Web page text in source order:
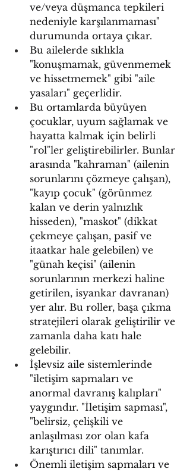
ve/veya düşmanca tepkileri
nedeniyle karşılanmaması"
durumunda ortaya çıkar.
Bu ailelerde sıklıkla
"konuşmamak, güvenmemek
ve hissetmemek" gibi "aile
yasaları" geçerlidir.
Bu ortamlarda büyüyen
çocuklar, uyum sağlamak ve
hayatta kalmak için belirli
"rol"ler geliştirebilirler. Bunlar
arasında "kahraman" (ailenin
sorunlarını çözmeye çalışan),
"kayıp çocuk" (görünmez
kalan ve derin yalnızlık
hisseden), "maskot" (dikkat
çekmeye çalışan, pasif ve
itaatkar hale gelebilen) ve
"günah keçisi" (ailenin
sorunlarının merkezi haline
getirilen, isyankar davranan)
yer alır. Bu roller, başa çıkma
stratejileri olarak geliştirilir ve
zamanla daha katı hale
gelebilir.
İşlevsiz aile sistemlerinde
"iletişim sapmaları ve
anormal davranış kalıpları"
yaygındır. "İletişim sapması",
"belirsiz, çelişkili ve
anlaşılması zor olan kafa
karıştırıcı dili" tanımlar.
Önemli iletişim sapmaları ve